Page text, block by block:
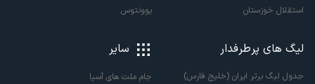
استقلال خوزستان
یوونتوس
لیگ های پرطرفدار
جدول لیگ برتر ایران (خلیج فارس)
سایر
جام ملت های آسیا